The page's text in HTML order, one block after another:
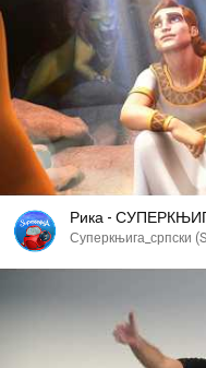
Рика -
Суперкњига_српски